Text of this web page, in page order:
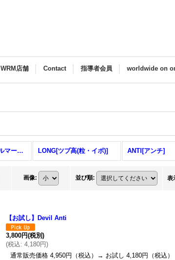
WRM店舗 Contact 指導者会員 worldwide on
HALLMARK[ホールマーク] (全商品) LONG[ツブ高(粒・イボ)] ANTI[アンチ]
画像: 並び順: 表
【お試し】Devil Anti
3,800円(税別)
(税込: 4,180円)
通常販売価格 4,950円（税込）→ お試し 4,180円（税込